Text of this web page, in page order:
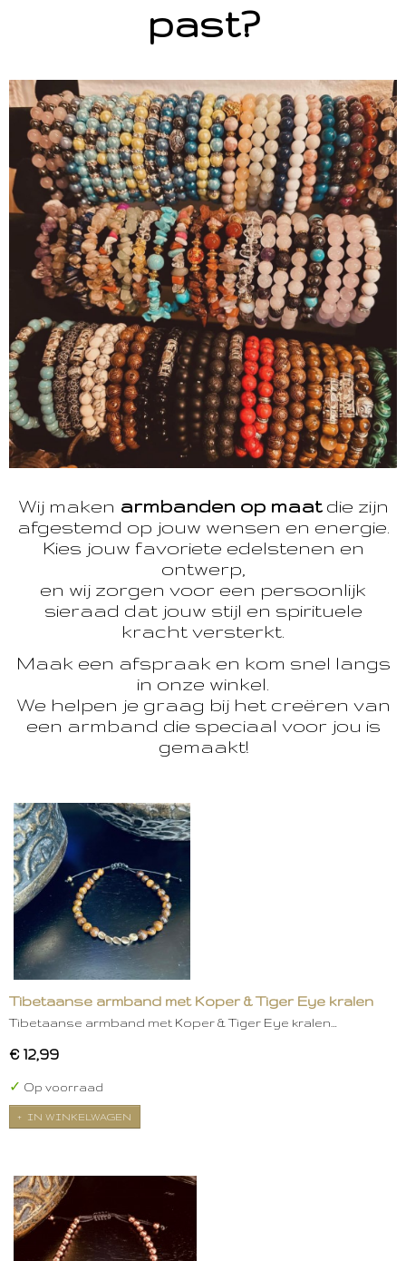
past?
Wij maken armbanden op maatdie zijn
afgestemd op jouw wensen en energie.
Kies jouw favoriete edelstenen en
ontwerp,
en wij zorgen voor een persoonlijk
sieraad dat jouw stijl en spirituele
kracht versterkt.
Maak een afspraak en kom snel langs
in onze winkel.
We helpen je graag bij het creëren van
een armband die speciaal voor jou is
gemaakt!
Tibetaanse armband met Koper & Tiger Eye kralen
Tibetaanse armband met Koper & Tiger Eye kralen…
€ 12,99
✓ Op voorraad
IN WINKELWAGEN